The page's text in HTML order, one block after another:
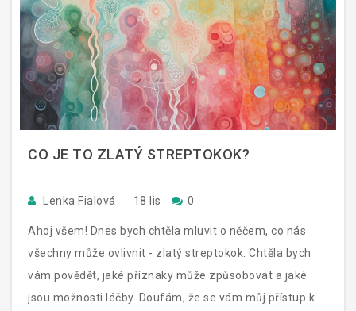
CO JE TO ZLATÝ STREPTOKOK?
Lenka Fialová 18 lis 0
Ahoj všem! Dnes bych chtěla mluvit o něčem, co nás
všechny může ovlivnit - zlatý streptokok. Chtěla bych
vám povědět, jaké příznaky může způsobovat a jaké
jsou možnosti léčby. Doufám, že se vám můj přístup k